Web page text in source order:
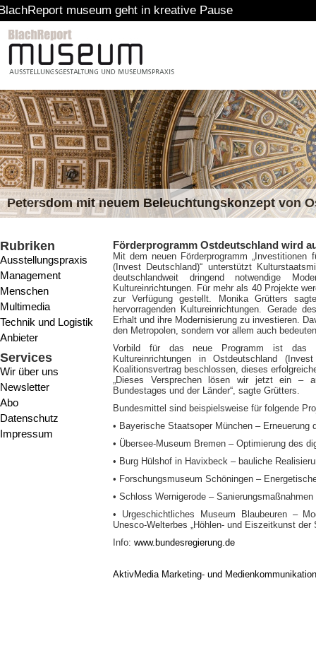
museum geht in kreative Pause
Petersdom mit neuem Beleuchtungskonzept von
Rubriken
Ausstellungspraxis
Management
Menschen
Multimedia
Technik und Logistik
Anbieter
Services
Wir über uns
Newsletter
Abo
Datenschutz
Impressum
Förderprogramm Ostdeutschland wird
Mit dem neuen Förderprogramm
(Invest Deutschland)“ unterstützt
deutschlandweit dringend notwendige
Kultureinrichtungen. Für mehr als 40 Projekte
zur Verfügung gestellt. Monika Grütters
hervorragenden Kultureinrichtungen. Gerade
Erhalt und ihre Modernisierung zu investieren.
den Metropolen, sondern vor allem auch
Vorbild für das neue Programm ist das
Kultureinrichtungen in Ostdeutschland
Koalitionsvertrag beschlossen, dieses
„Dieses Versprechen lösen wir jetzt ein –
Bundestages und der Länder“, sagte Grütters.
Bundesmittel sind beispielsweise für folgende
• Bayerische Staatsoper München – Erneuerung
• Übersee-Museum Bremen – Optimierung des
• Burg Hülshof in Havixbeck – bauliche
• Forschungsmuseum Schöningen –
• Schloss Wernigerode –
• Urgeschichtliches Museum Blaubeuren –
Unesco-Welterbes „Höhlen- und Eiszeitkunst der
Info: www.bundesregierung.de
AktivMedia Marketing- und